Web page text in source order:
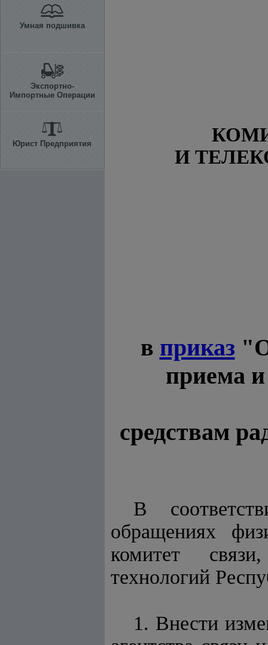
Умная подшивка
Экспортно-
Импортные Операции
Юрист Предприятия
И
в приказ
приема и
средствам
В
обращениях
комитет
технологий
1. Внести